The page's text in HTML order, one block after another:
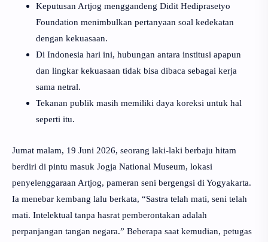
Keputusan Artjog menggandeng Didit Hediprasetyo
Foundation menimbulkan pertanyaan soal kedekatan
dengan kekuasaan.
Di Indonesia hari ini, hubungan antara institusi apapun
dan lingkar kekuasaan tidak bisa dibaca sebagai kerja
sama netral.
Tekanan publik masih memiliki daya koreksi untuk hal
seperti itu.
Jumat malam, 19 Juni 2026, seorang laki-laki berbaju hitam
berdiri di pintu masuk Jogja National Museum, lokasi
penyelenggaraan Artjog, pameran seni bergengsi di Yogyakarta.
Ia menebar kembang lalu berkata, “Sastra telah mati, seni telah
mati. Intelektual tanpa hasrat pemberontakan adalah
perpanjangan tangan negara.” Beberapa saat kemudian, petugas